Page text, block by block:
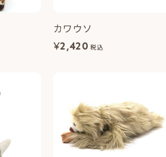
カワウソ
¥2,420 税込